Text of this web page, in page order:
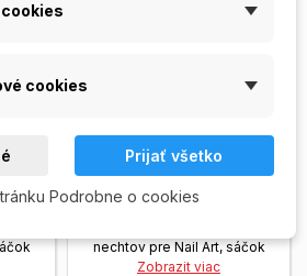
Nite zelené
nechtov pre Nail Art, sáčok
Zobrazit viac
cookies
Prijať všetko
Podrobne o cookies